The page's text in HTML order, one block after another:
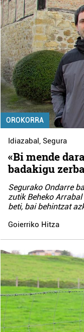
OROKORRA
Idiazabal, Segura
«Bi mende
badakigu
Segurako Ondarre
zutik Beheko
beti, bai behintzat
Goierriko Hitza